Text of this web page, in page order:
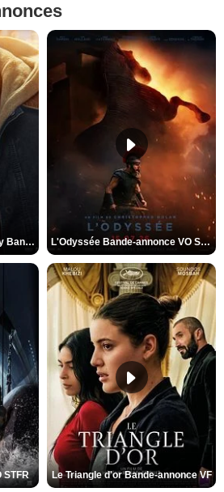
Spider-Man: Brand New Day Bande-annonce VO STFR L'Odyssée Bande-annonce VO STFR
STFR Le Triangle d'or Bande-annonce VF